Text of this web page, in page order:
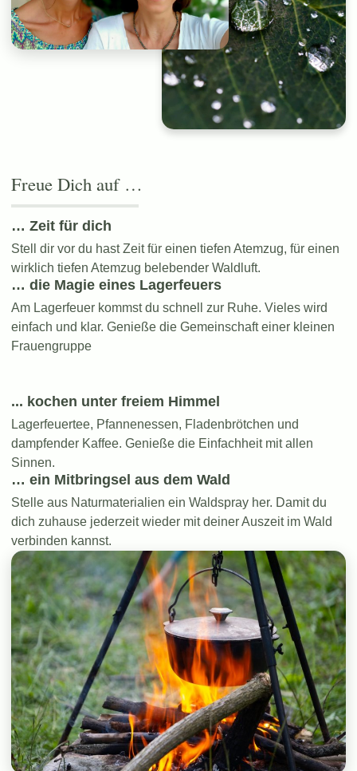
Freue Dich auf …
… Zeit für dich
Stell dir vor du hast Zeit für einen tiefen Atemzug, für einen
wirklich tiefen Atemzug belebender Waldluft.
… die Magie eines Lagerfeuers
Am Lagerfeuer kommst du schnell zur Ruhe. Vieles wird
einfach und klar. Genieße die Gemeinschaft einer kleinen
Frauengruppe
... kochen unter freiem Himmel
Lagerfeuertee, Pfannenessen, Fladenbrötchen und
dampfender Kaffee. Genieße die Einfachheit mit allen
Sinnen.
… ein Mitbringsel aus dem Wald
Stelle aus Naturmaterialien ein Waldspray her. Damit du
dich zuhause jederzeit wieder mit deiner Auszeit im Wald
verbinden kannst.